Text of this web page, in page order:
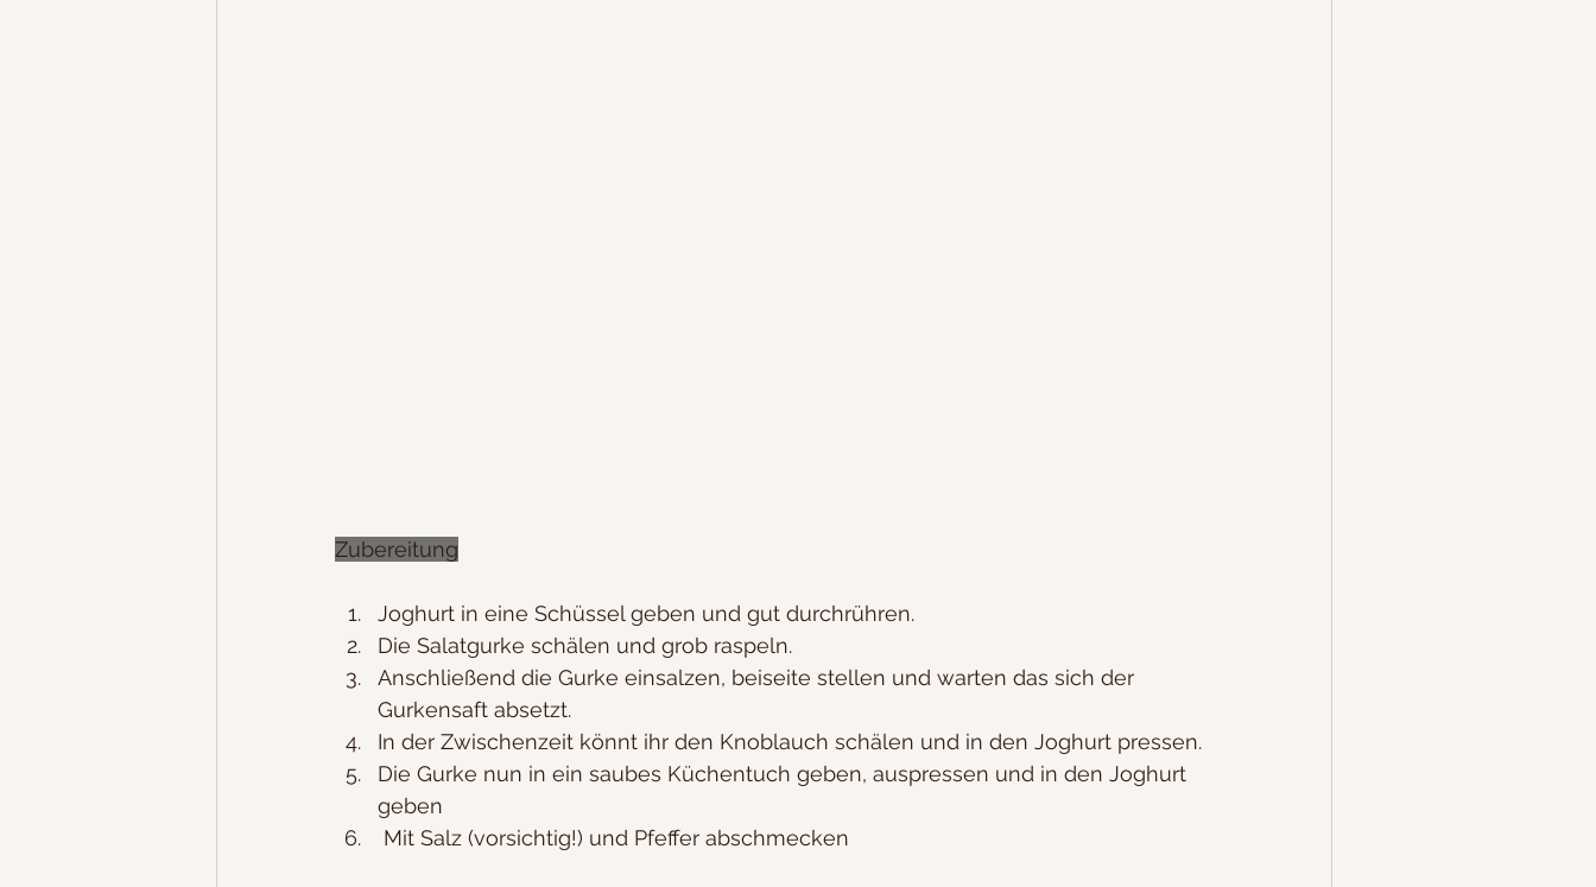
Zubereitung
Joghurt in eine Schüssel geben und gut durchrühren.
Die Salatgurke schälen und grob raspeln.
Anschließend die Gurke einsalzen, beiseite stellen und warten das sich der
Gurkensaft absetzt.
In der Zwischenzeit könnt ihr den Knoblauch schälen und in den Joghurt pressen.
Die Gurke nun in ein saubes Küchentuch geben, auspressen und in den Joghurt
geben
Mit Salz (vorsichtig!) und Pfeffer abschmecken